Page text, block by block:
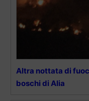
Altra nottata di
boschi di Alia